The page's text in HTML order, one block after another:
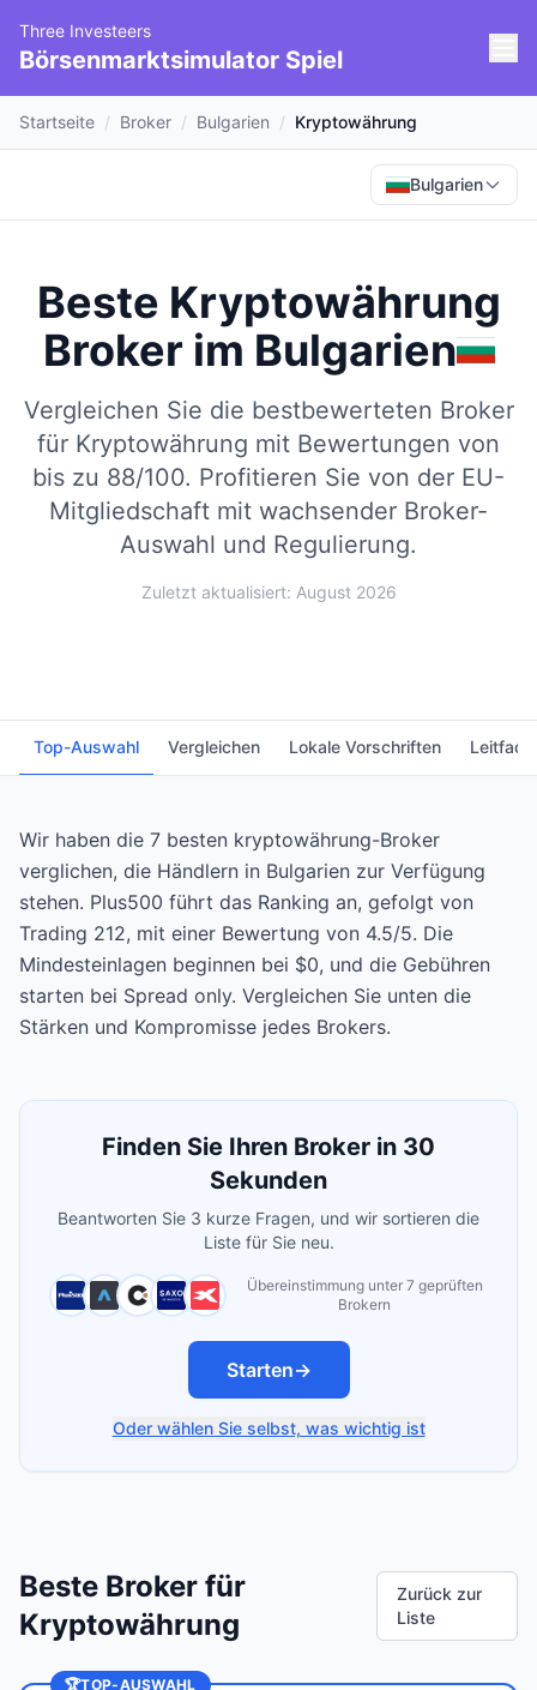
Three Investeers
Börsenmarktsimulator Spiel
Startseite / Broker / Bulgarien / Kryptowährung
Bulgarien
Beste Kryptowährung
Broker im Bulgarien
Vergleichen Sie die bestbewerteten Broker
für Kryptowährung mit Bewertungen von
bis zu 88/100. Profitieren Sie von der EU-
Mitgliedschaft mit wachsender Broker-
Auswahl und Regulierung.
Zuletzt aktualisiert: August 2026
Top-Auswahl Vergleichen Lokale Vorschriften
Wir haben die 7 besten kryptowährung-Broker
verglichen, die Händlern in Bulgarien zur Verfügung
stehen. Plus500 führt das Ranking an, gefolgt von
Trading 212, mit einer Bewertung von 4.5/5. Die
Mindesteinlagen beginnen bei $0, und die Gebühren
starten bei Spread only. Vergleichen Sie unten die
Stärken und Kompromisse jedes Brokers.
Finden Sie Ihren Broker in 30
Sekunden
Beantworten Sie 3 kurze Fragen, und wir sortieren die
Liste für Sie neu.
Übereinstimmung unter 7 geprüften
Brokern
Starten→
Oder wählen Sie selbst, was wichtig ist
Beste Broker für
Kryptowährung
Zurück zur
Liste
🏆TOP-AUSWAHL